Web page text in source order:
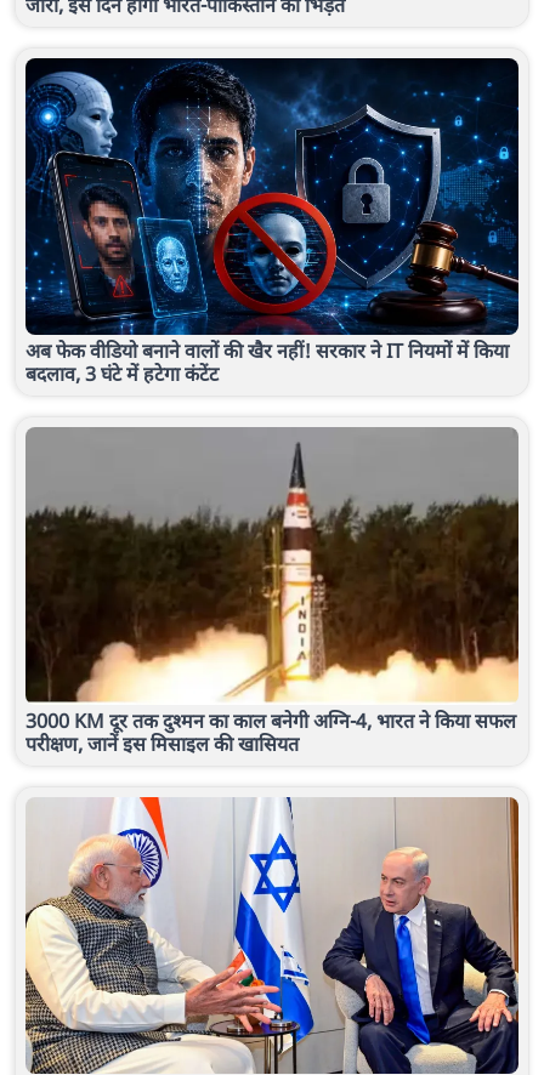
अब फेक वीडियो बनाने वालों की खैर नहीं! सरकार ने IT नियमों में किया
बदलाव, 3 घंटे में हटेगा कंटेंट
3000 KM दूर तक दुश्मन का काल बनेगी अग्नि-4, भारत ने किया सफल
परीक्षण, जानें इस मिसाइल की खासियत